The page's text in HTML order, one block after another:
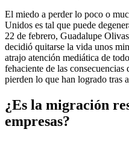
El miedo a perder lo poco o
Unidos es tal que puede
22 de febrero, Guadalupe
decidió quitarse la vida unos
atrajo atención mediática de
fehaciente de las
pierden lo que han logrado tras
¿Es la migración
empresas?